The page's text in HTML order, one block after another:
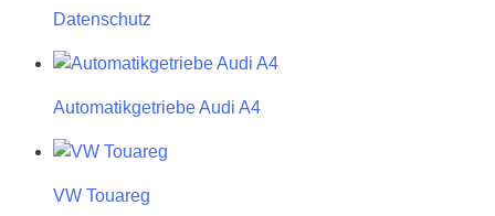
Datenschutz
Automatikgetriebe Audi A4
VW Touareg